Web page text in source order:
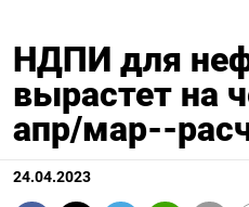
НДПИ для
вырастет на
апр/мар--
24.04.2023